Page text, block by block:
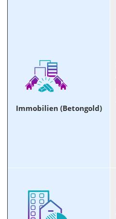
Immobilien (Betongold)